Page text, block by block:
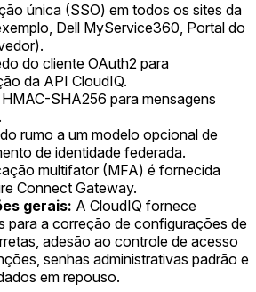
única (SSO) em todos os sites da
Dell MyService360, Portal do
do cliente OAuth2 para
da API CloudIQ.
SHA256 para mensagens
rumo a um modelo opcional de
de identidade federada.
multifator (MFA) é fornecida
Connect Gateway.
gerais: A CloudIQ fornece
para a correção de configurações de
adesão ao controle de acesso
senhas administrativas padrão e
em repouso.